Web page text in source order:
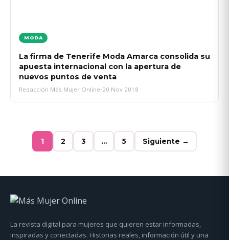
MODA
La firma de Tenerife Moda Amarca consolida su
apuesta internacional con la apertura de
nuevos puntos de venta
Redacción Más Mujer Online•20 Nov 2018
1 2 3 … 5 Siguiente →
La revista digital para mujeres que quieren estar informadas,
inspiradas y conectadas. Historias reales, información útil y una